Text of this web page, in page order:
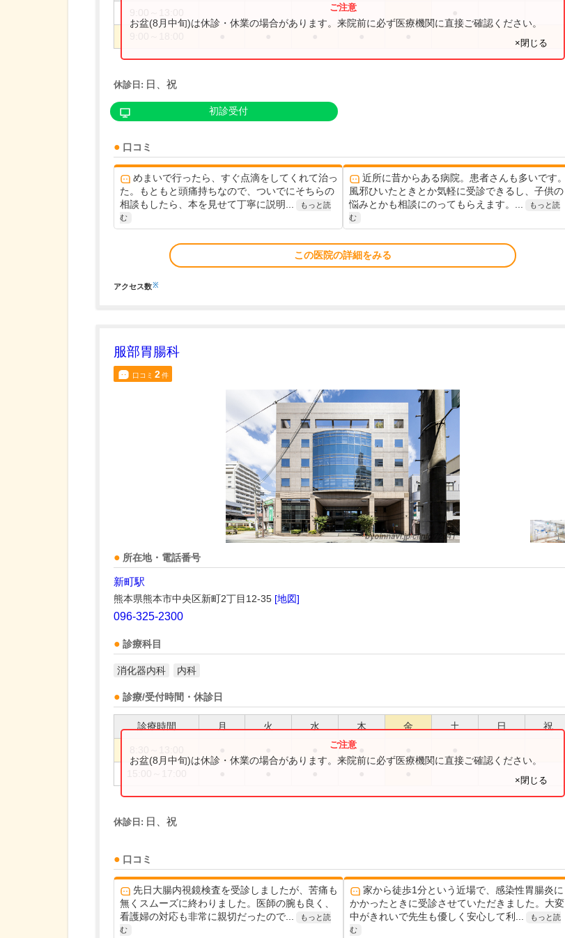
お盆(8月中旬)は休診・休業の場合があります。来院前に必ず医療機関に直接ご確認ください。
×閉じる
休診日: 日、祝
初診受付
口コミ
めまいで行ったら、すぐ点滴をしてくれて治っ
た。もともと頭痛持ちなので、ついでにそちらの
相談もしたら、本を見せて丁寧に説明...
もっと読
む
近所に昔からある病院。患者さんも多いです。
風邪ひいたときとか気軽に受診できるし、子供の
悩みとかも相談にのってもらえます。...
もっと読
む
この医院の詳細をみる
アクセス数※
服部胃腸科
口コミ 2件
所在地・電話番号
新町駅
熊本県熊本市中央区新町2丁目12-35 [地図]
096-325-2300
診療科目
消化器内科 内科
診療/受付時間・休診日
診療時間 月 火 水 木 金 土 日 祝
お盆(8月中旬)は休診・休業の場合があります。来院前に必ず医療機関に直接ご確認ください。
×閉じる
休診日: 日、祝
口コミ
先日大腸内視鏡検査を受診しましたが、苦痛も
無くスムーズに終わりました。医師の腕も良く、
看護婦の対応も非常に親切だったので...
もっと読
む
家から徒歩1分という近場で、感染性胃腸炎に
かかったときに受診させていただきました。大変
中がきれいで先生も優しく安心して利...
もっと読
む